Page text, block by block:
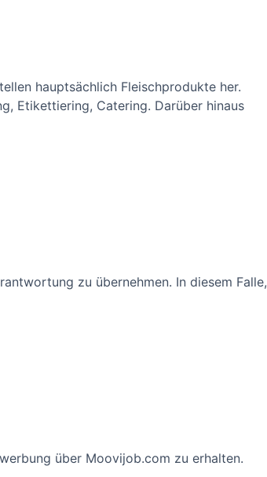
hauptsächlich Fleischprodukte her.
Etikettiering, Catering. Darüber hinaus
zu übernehmen. In diesem Falle,
über Moovijob.com zu erhalten.